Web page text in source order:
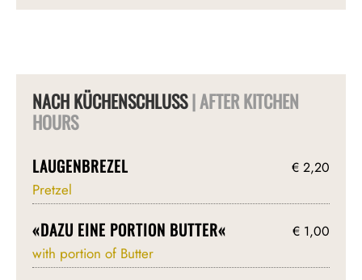
NACH KÜCHENSCHLUSS| AFTER KITCHEN
HOURS
LAUGENBREZEL
Pretzel
€ 2,20
«DAZU EINE PORTION BUTTER«
with portion of Butter
€ 1,00